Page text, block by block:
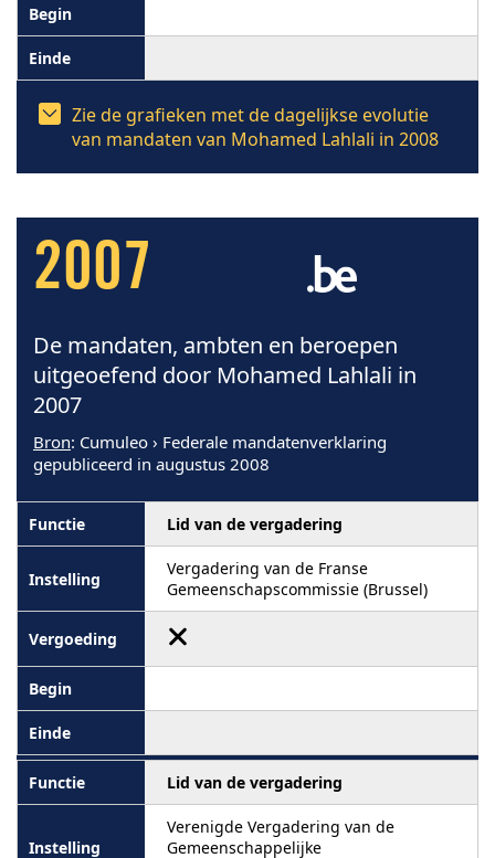
Zie de grafieken met de dagelijkse evolutie
van mandaten van Mohamed Lahlali in 2008
2007
De mandaten, ambten en beroepen
uitgeoefend door Mohamed Lahlali in
2007
Bron: Cumuleo › Federale mandatenverklaring
gepubliceerd in augustus 2008
Lid van de vergadering
Vergadering van de Franse
Gemeenschapscommissie (Brussel)
Lid van de vergadering
Verenigde Vergadering van de
Gemeenschappelijke